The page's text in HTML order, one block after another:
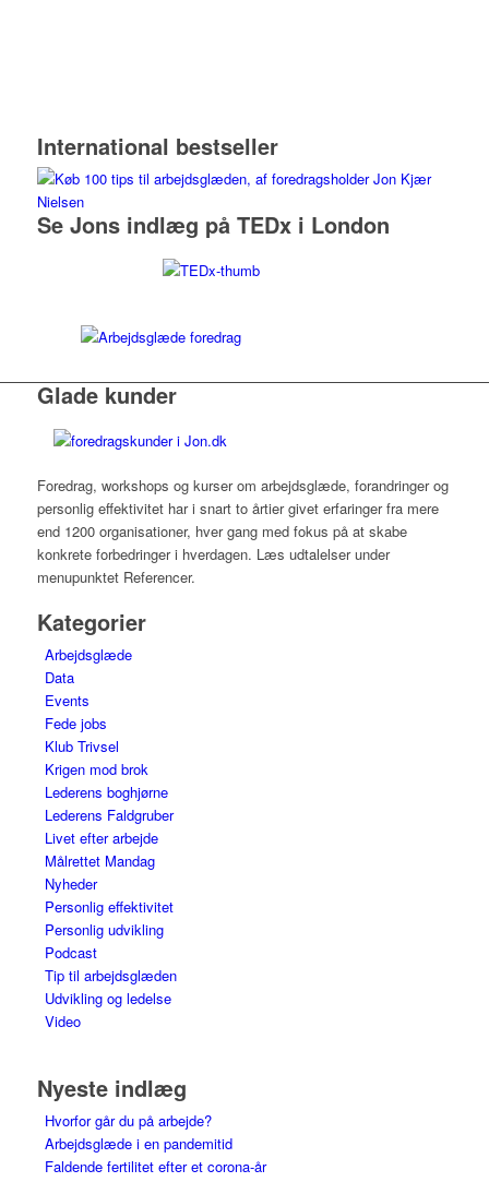
International bestseller
Se Jons indlæg på TEDx i London
Glade kunder
Foredrag, workshops og kurser om arbejdsglæde, forandringer og
personlig effektivitet har i snart to årtier givet erfaringer fra mere
end 1200 organisationer, hver gang med fokus på at skabe
konkrete forbedringer i hverdagen. Læs udtalelser under
menupunktet Referencer.
Kategorier
Arbejdsglæde
Data
Events
Fede jobs
Klub Trivsel
Krigen mod brok
Lederens boghjørne
Lederens Faldgruber
Livet efter arbejde
Målrettet Mandag
Nyheder
Personlig effektivitet
Personlig udvikling
Podcast
Tip til arbejdsglæden
Udvikling og ledelse
Video
Nyeste indlæg
Hvorfor går du på arbejde?
Arbejdsglæde i en pandemitid
Faldende fertilitet efter et corona-år